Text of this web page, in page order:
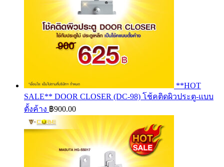
**HOT
SALE** DOOR CLOSER (DC-98) โช้คติดผิวประตู-แบบ
ตั้งค้าง ฿900.00